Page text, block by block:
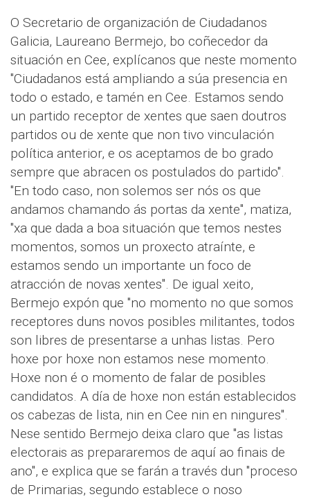
O Secretario de organización de Ciudadanos
Galicia, Laureano Bermejo, bo coñecedor da
situación en Cee, explícanos que neste momento
"Ciudadanos está ampliando a súa presencia en
todo o estado, e tamén en Cee. Estamos sendo
un partido receptor de xentes que saen doutros
partidos ou de xente que non tivo vinculación
política anterior, e os aceptamos de bo grado
sempre que abracen os postulados do partido".
"En todo caso, non solemos ser nós os que
andamos chamando ás portas da xente", matiza,
"xa que dada a boa situación que temos nestes
momentos, somos un proxecto atraínte, e
estamos sendo un importante un foco de
atracción de novas xentes". De igual xeito,
Bermejo expón que "no momento no que somos
receptores duns novos posibles militantes, todos
son libres de presentarse a unhas listas. Pero
hoxe por hoxe non estamos nese momento.
Hoxe non é o momento de falar de posibles
candidatos. A día de hoxe non están establecidos
os cabezas de lista, nin en Cee nin en ningures".
Nese sentido Bermejo deixa claro que "as listas
electorais as prepararemos de aquí ao finais de
ano", e explica que se farán a través dun "proceso
de Primarias, segundo establece o noso